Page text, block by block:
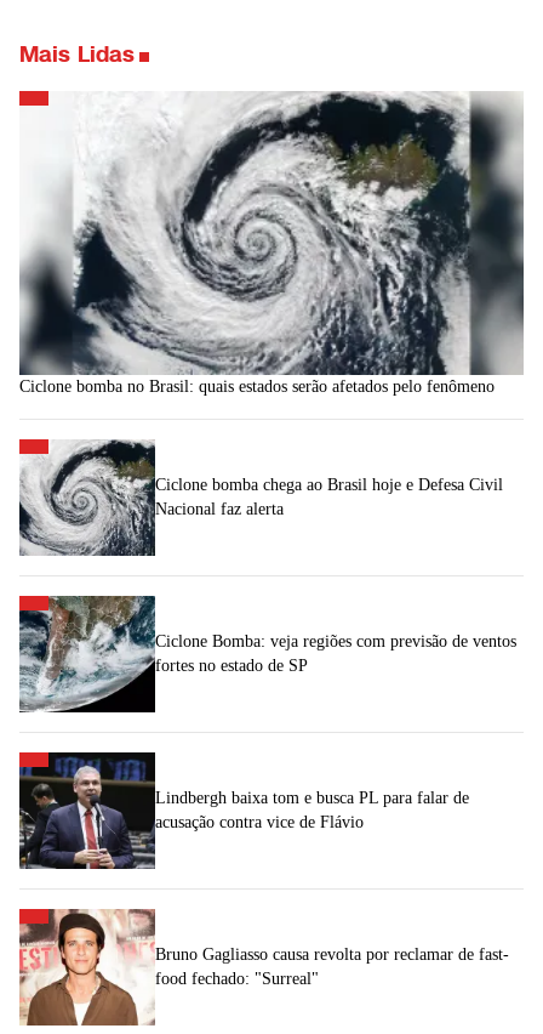
Mais Lidas
Ciclone bomba no Brasil: quais estados serão afetados pelo fenômeno
Ciclone bomba chega ao Brasil hoje e Defesa Civil
Nacional faz alerta
Ciclone Bomba: veja regiões com previsão de ventos
fortes no estado de SP
Lindbergh baixa tom e busca PL para falar de
acusação contra vice de Flávio
Bruno Gagliasso causa revolta por reclamar de fast-
food fechado: "Surreal"